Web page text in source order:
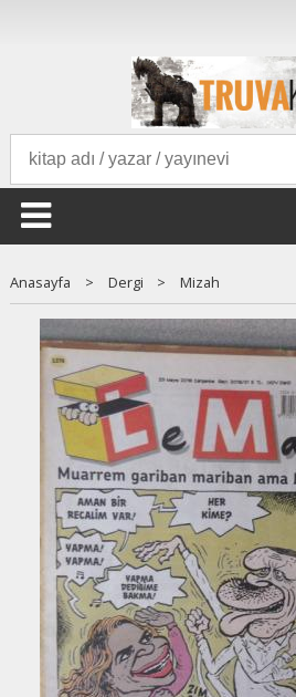
Anasayfa > Dergi > Mizah